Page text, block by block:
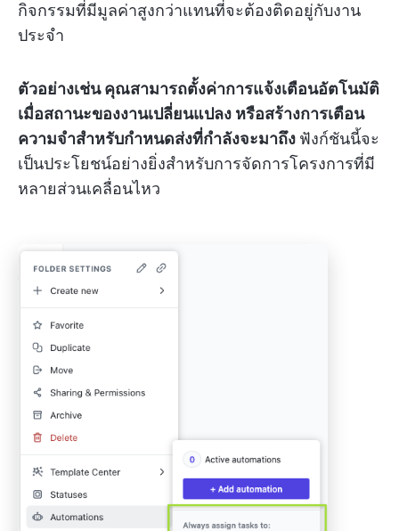
กิจกรรมที่มีมูลค่าสูงกว่าแทนที่จะต้องติดอยู่กับงาน
ประจำ
ตัวอย่างเช่น คุณสามารถตั้งค่าการแจ้งเตือนอัตโนมัติ
เมื่อสถานะของงานเปลี่ยนแปลง หรือสร้างการเตือน
ความจำสำหรับกำหนดส่งที่กำลังจะมาถึง ฟังก์ชันนี้จะ
เป็นประโยชน์อย่างยิ่งสำหรับการจัดการโครงการที่มี
หลายส่วนเคลื่อนไหว